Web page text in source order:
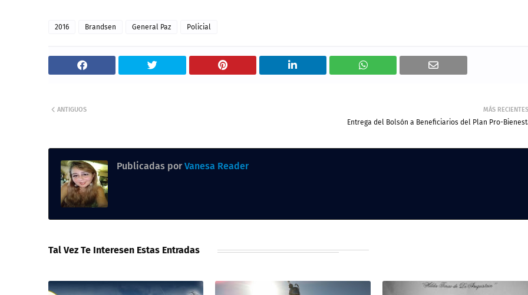
2016 Brandsen General Paz Policial
MÁS RECIENTES
Entrega del Bolsón a Beneficiarios del Plan Pro-
ANTIGUOS
Publicadas por Vanesa Reader
Tal Vez Te Interesen Estas Entradas